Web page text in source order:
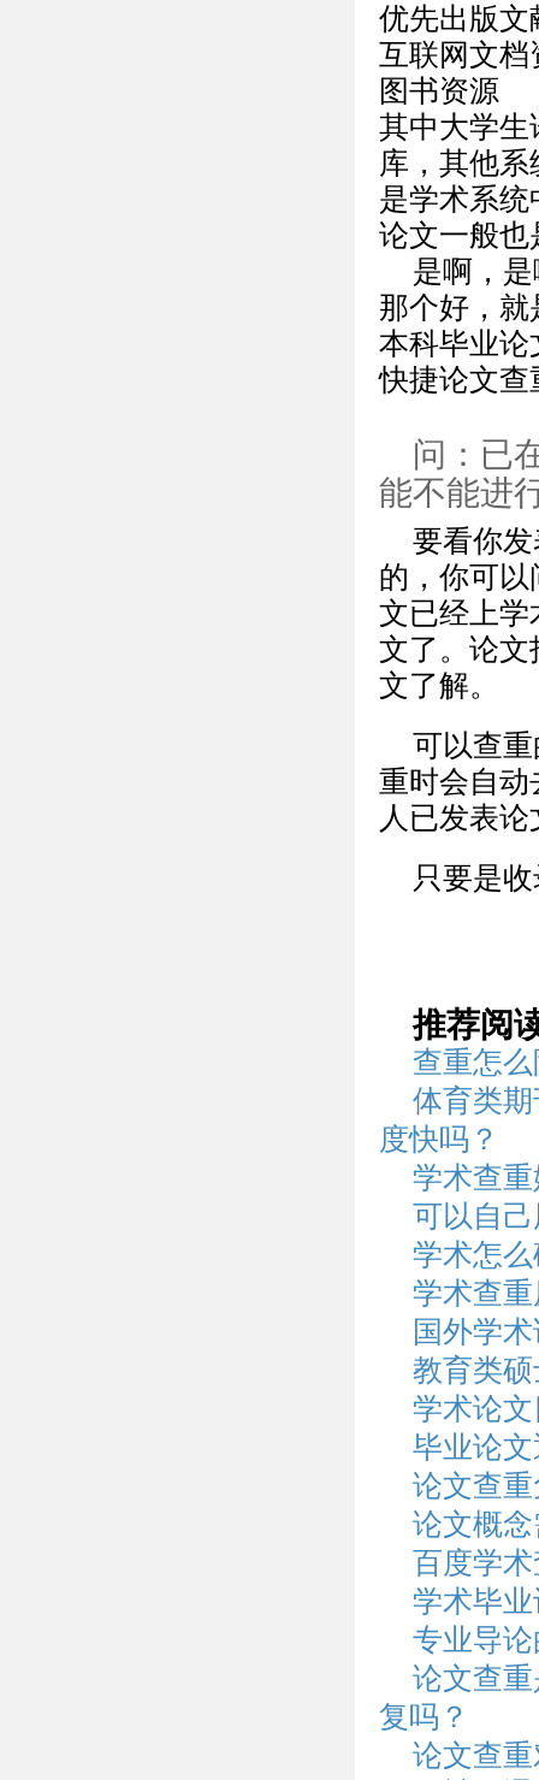
优先出版文
互联网文档
图书资源
其中大学生
库，其他
是学术系
论文一般也
是啊，
那个好，
本科毕业
快捷论文查
问：已
能不能进
要看你
的，你可
文已经上学
文了。论文
文了解。
可以查
重时会自动
人已发表
只要是
推荐阅
查重怎
体育类
度快吗？
学术查
可以自
学术怎
学术查
国外学
教育类
学术论
毕业论
论文查
论文概
百度学
学术毕
专业导
论文查
复吗？
论文查